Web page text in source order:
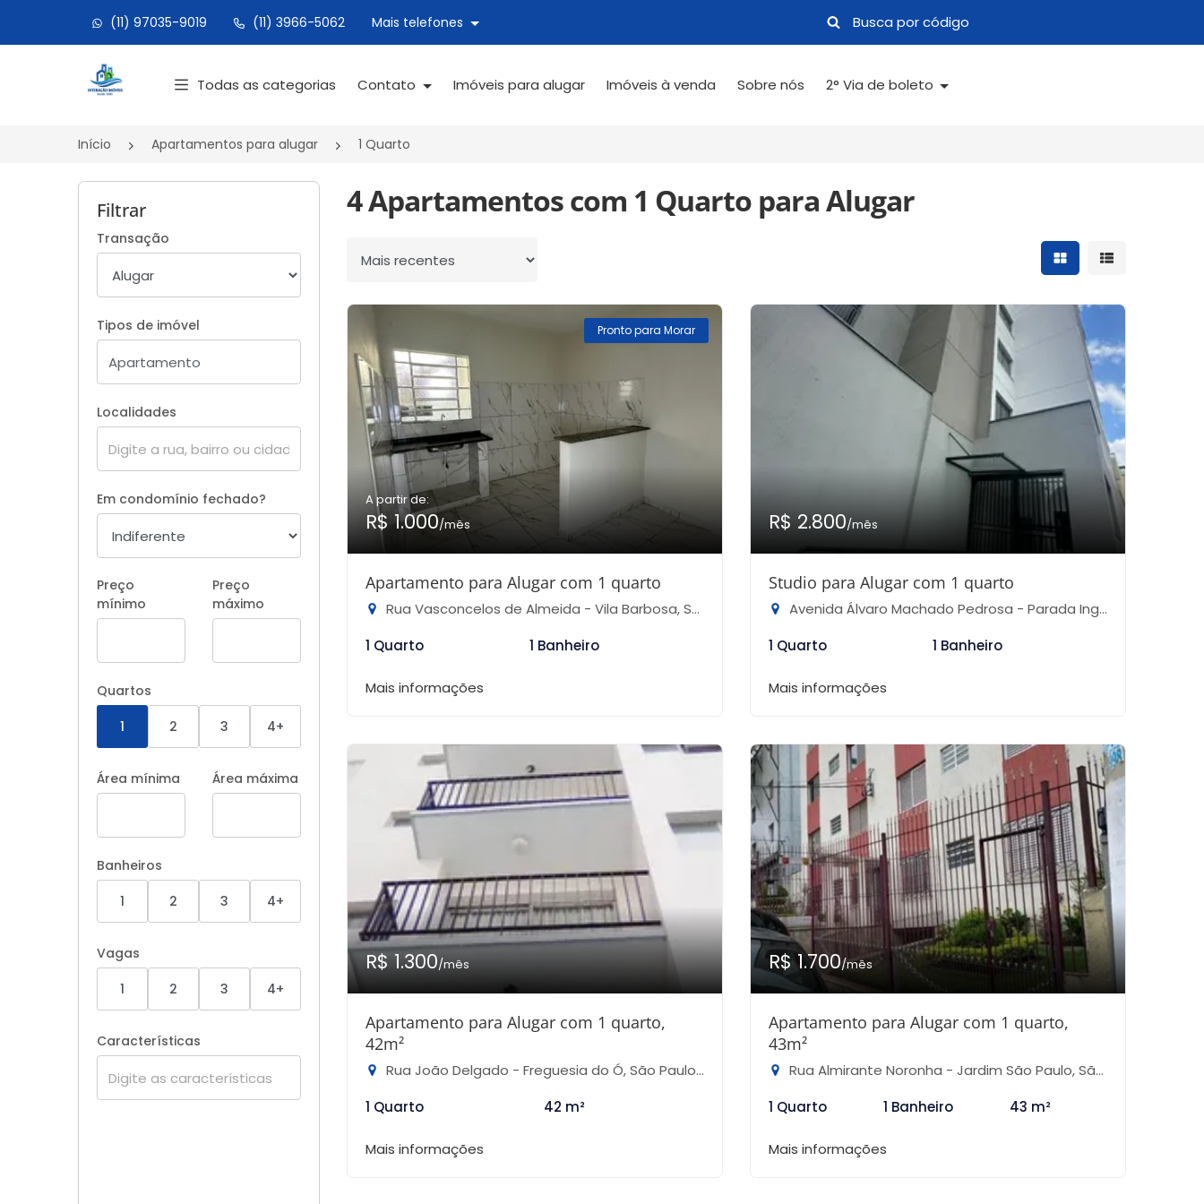
(11) 97035-9019 (11) 3966-5062 Mais telefones
Página inicial
Todas as categorias Contato Imóveis para alugar Imóveis à venda Sobre nós 2° Via de boleto
Início Apartamentos para alugar 1 Quarto
Filtrar
Transação
Tipos de imóvel
Localidades
Em condomínio fechado?
Preço
mínimo
Preço
máximo
Quartos
1
2 3 4+
Área mínima Área máxima
Banheiros
1
2 3 4+
Vagas
1
2 3 4+
Características
4 Apartamentos com 1 Quarto para Alugar
Ordenar por Mostrar resultados
Mostrar
Pronto para Morar
A partir de:
R$ 1.000/mês
Apartamento para Alugar com 1 quarto
Rua Vasconcelos de Almeida - Vila Barbosa, São Paulo-SP
1 Quarto
1 Banheiro
Mais informações
R$ 2.800/mês
Studio para Alugar com 1 quarto
Avenida Álvaro Machado Pedrosa - Parada Inglesa, São Paulo-SP
1 Quarto
1 Banheiro
Mais informações
R$ 1.300/mês
Apartamento para Alugar com 1 quarto,
42m²
Rua João Delgado - Freguesia do Ó, São Paulo-SP
1 Quarto
42 m²
Mais informações
R$ 1.700/mês
Apartamento para Alugar com 1 quarto,
43m²
Rua Almirante Noronha - Jardim São Paulo, São Paulo-SP
1 Quarto
1 Banheiro 43 m²
Mais informações